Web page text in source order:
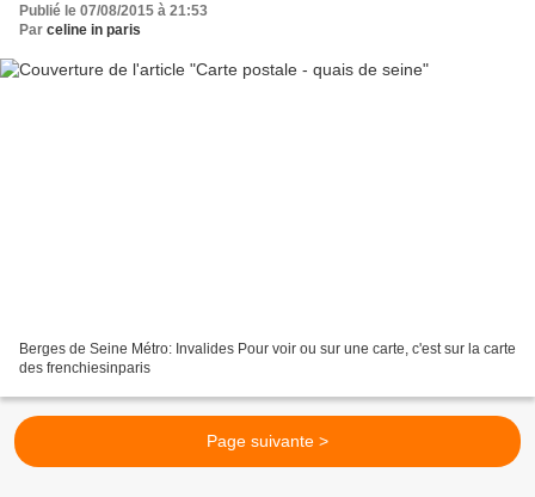
Publié le 07/08/2015 à 21:53
Par celine in paris
Berges de Seine Métro: Invalides Pour voir ou sur une carte, c'est sur la carte
des frenchiesinparis
Page suivante >